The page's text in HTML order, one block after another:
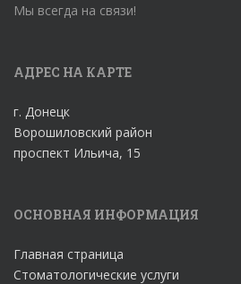
Мы всегда на связи!
АДРЕС НА КАРТЕ
г. Донецк
Ворошиловский район
проспект Ильича, 15
ОСНОВНАЯ ИНФОРМАЦИЯ
Главная страница
Стоматологические услуги